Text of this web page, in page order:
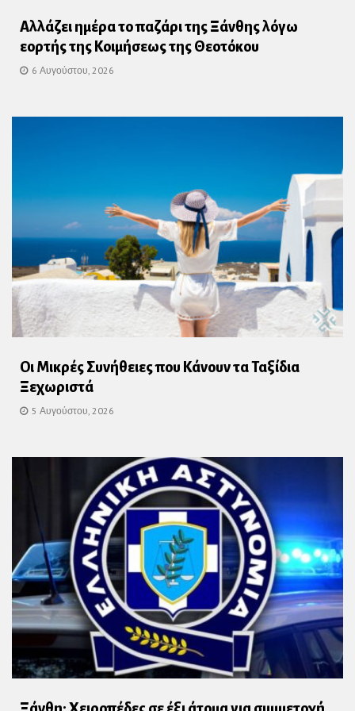
Αλλάζει ημέρα το παζάρι της Ξάνθης λόγω
εορτής της Κοιμήσεως της Θεοτόκου
6 Αυγούστου, 2026
Οι Μικρές Συνήθειες που Κάνουν τα Ταξίδια
Ξεχωριστά
5 Αυγούστου, 2026